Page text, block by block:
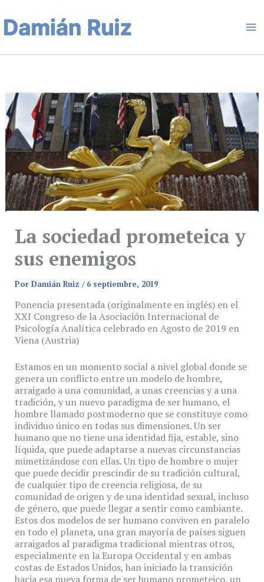
al
contenido
La sociedad prometeica y
sus enemigos
Por Damián Ruiz / 6 septiembre, 2019
Ponencia presentada (originalmente en inglés) en el
XXI Congreso de la Asociación Internacional de
Psicología Analítica celebrado en Agosto de 2019 en
Viena (Austria)
Estamos en un momento social a nivel global donde se
genera un conflicto entre un modelo de hombre,
arraigado a una comunidad, a unas creencias y a una
tradición, y un nuevo paradigma de ser humano, el
hombre llamado postmoderno que se constituye como
individuo único en todas sus dimensiones. Un ser
humano que no tiene una identidad fija, estable, sino
líquida, que puede adaptarse a nuevas circunstancias
mimetizándose con ellas. Un tipo de hombre o mujer
que puede decidir prescindir de su tradición cultural,
de cualquier tipo de creencia religiosa, de su
comunidad de origen y de una identidad sexual, incluso
de género, que puede llegar a sentir como cambiante.
Estos dos modelos de ser humano conviven en paralelo
en todo el planeta, una gran mayoría de países siguen
arraigados al paradigma tradicional mientras otros,
especialmente en la Europa Occidental y en ambas
costas de Estados Unidos, han iniciado la transición
hacia esa nueva forma de ser humano prometeico, un